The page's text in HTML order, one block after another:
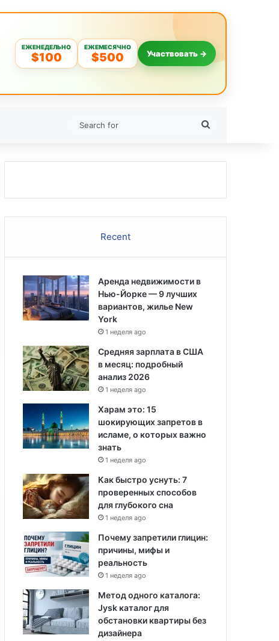
ЕЖЕНЕДЕЛЬНО
$100
ЕЖЕМЕСЯЧНО
$500 Участвовать →
Recent
Аренда недвижимости в
Нью-Йорке — 9 лучших
вариантов, жилье New
York
1 неделя ago
Средняя зарплата в США
в месяц: подробный
анализ 2026
1 неделя ago
Харам это: 15
шокирующих запретов в
исламе, о которых важно
знать
1 неделя ago
Как быстро уснуть: 7
проверенных способов
для глубокого сна
1 неделя ago
Почему запретили глицин:
причины, мифы и
реальность
1 неделя ago
Метод одного каталога:
Jysk каталог для
обстановки квартиры без
дизайнера